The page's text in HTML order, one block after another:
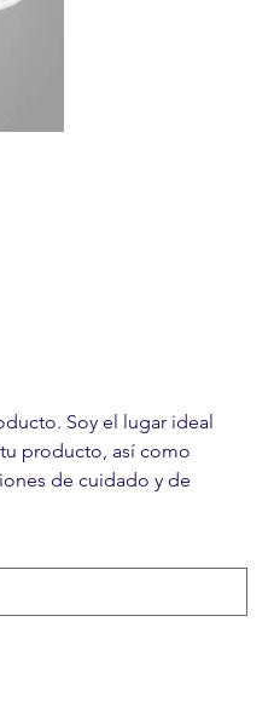
Soy el lugar ideal
producto, así como
de cuidado y de